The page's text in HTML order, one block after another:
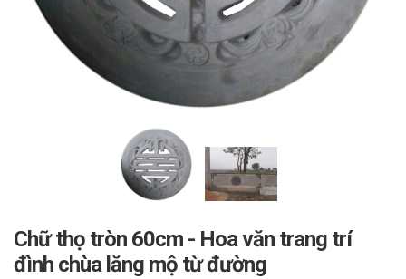
Chữ thọ tròn 60cm - Hoa văn trang trí
đình chùa lăng mộ từ đường